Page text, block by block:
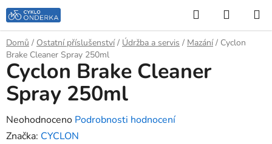
Přejít
na
obsah
Hledat
KOŠÍK
Domů / Ostatní příslušenství / Údržba a servis / Mazání / Cyclon
Brake Cleaner Spray 250ml
Cyclon Brake Cleaner
Spray 250ml
Průměrné
hodnocení
Neohodnoceno Podrobnosti hodnocení
Značka: CYCLON